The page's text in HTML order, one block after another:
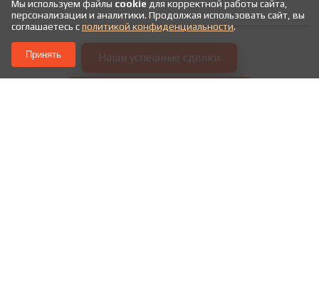
Наши успешные сделки
Мы используем файлы cookie для корректной работы сайта,
персонализации и аналитики. Продолжая использовать сайт, вы
соглашаетесь сполитикой конфиденциальности.
Принять